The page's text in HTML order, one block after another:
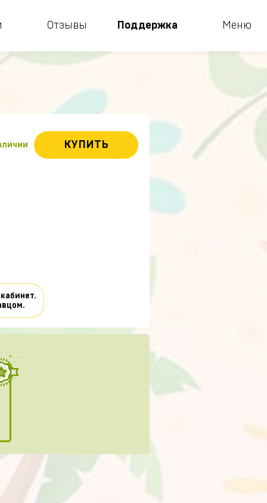
Отзывы Поддержка Меню
КУПИТЬ